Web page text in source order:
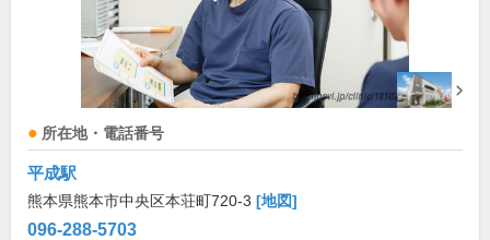
所在地・電話番号
平成駅
熊本県熊本市中央区本荘町720-3 [地図]
096-288-5703